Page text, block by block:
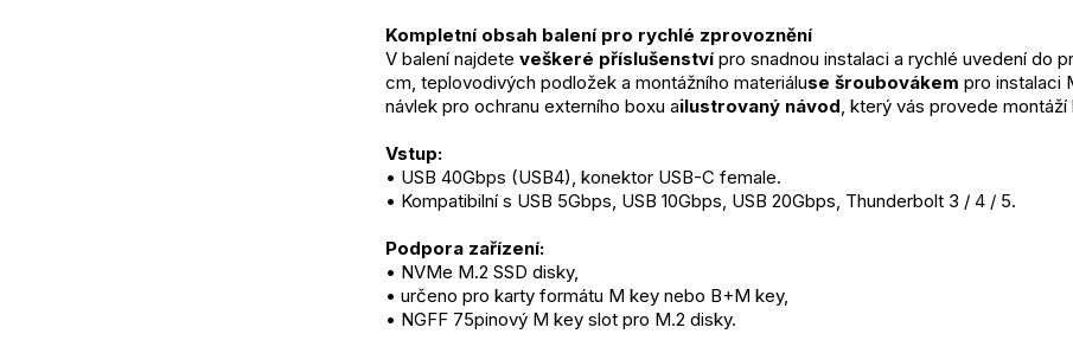
Kompletní obsah balení pro rychlé zprovoznění
V balení najdete veškeré příslušenství pro snadnou instalaci a rychlé uvedení do
cm, teplovodivých podložek a montážního materiáluse šroubovákem pro instalaci
návlek pro ochranu externího boxu ailustrovaný návod , který vás provede
Vstup:
• USB 40Gbps (USB4), konektor USB-C female.
• Kompatibilní s USB 5Gbps, USB 10Gbps, USB 20Gbps, Thunderbolt 3 / 4 / 5.
Podpora zařízení:
• NVMe M.2 SSD disky,
• určeno pro karty formátu M key nebo B+M key,
• NGFF 75pinový M key slot pro M.2 disky.